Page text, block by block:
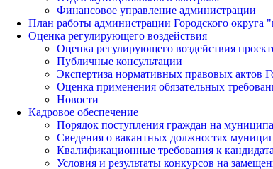
Финансовое управление администрации
План работы администрации Городского округа
Оценка регулирующего воздействия
Оценка регулирующего воздействия
Публичные консультации
Экспертиза нормативных правовых актов
Оценка применения обязательных
Новости
Кадровое обеспечение
Порядок поступления граждан на
Сведения о вакантных должностях
Квалификационные требования к
Условия и результаты конкурсов на